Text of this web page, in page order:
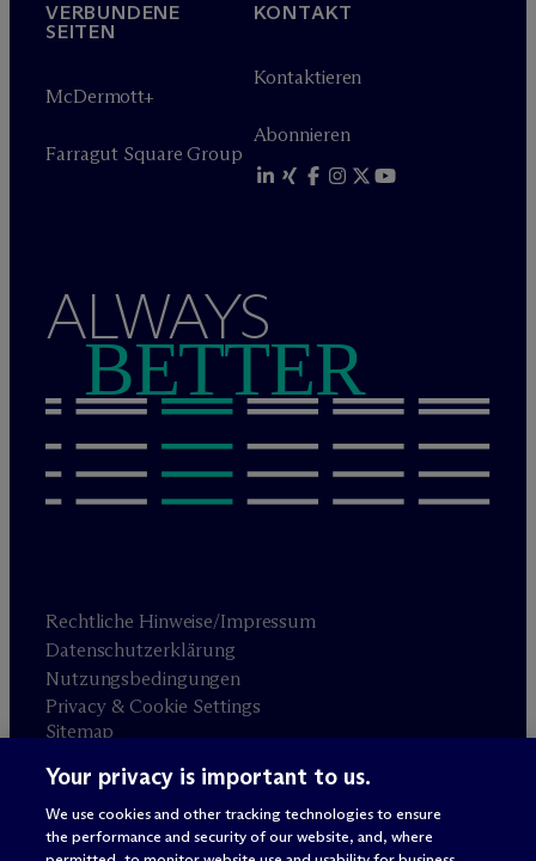
VERBUNDENE
SEITEN
McDermott+
Farragut Square Group
KONTAKT
Kontaktieren
Abonnieren
ALWAYS
BETTER
Rechtliche Hinweise/Impressum
Datenschutzerklärung
Nutzungsbedingungen
Privacy & Cookie Settings
Sitemap
Anwaltswerbung © 2026 M Dermott Will & Schulte
Your privacy is important to us.
We use cookies and other tracking technologies to ensure
the performance and security of our website, and, where